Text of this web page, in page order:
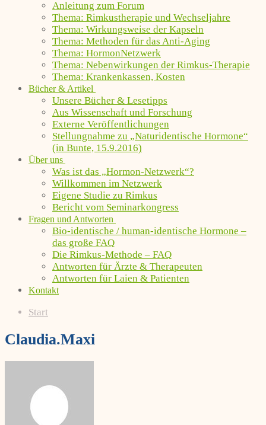
Anleitung zum Forum
Thema: Rimkustherapie und Wechseljahre
Thema: Wirkungsweise der Kapseln
Thema: Methoden für das Anti-Aging
Thema: HormonNetzwerk
Thema: Nebenwirkungen der Rimkus-Therapie
Thema: Krankenkassen, Kosten
Bücher & Artikel
Unsere Bücher & Lesetipps
Aus Wissenschaft und Forschung
Externe Veröffentlichungen
Stellungnahme zu „Naturidentische Hormone“
(in Bunte, 15.9.2016)
Über uns
Was ist das „Hormon-Netzwerk“?
Willkommen im Netzwerk
Eigene Studie zu Rimkus
Bericht vom Seminarkongress
Fragen und Antworten
Bio-identische / human-identische Hormone –
das große FAQ
Die Rimkus-Methode – FAQ
Antworten für Ärzte & Therapeuten
Antworten für Laien & Patienten
Kontakt
Start
Claudia.Maxi